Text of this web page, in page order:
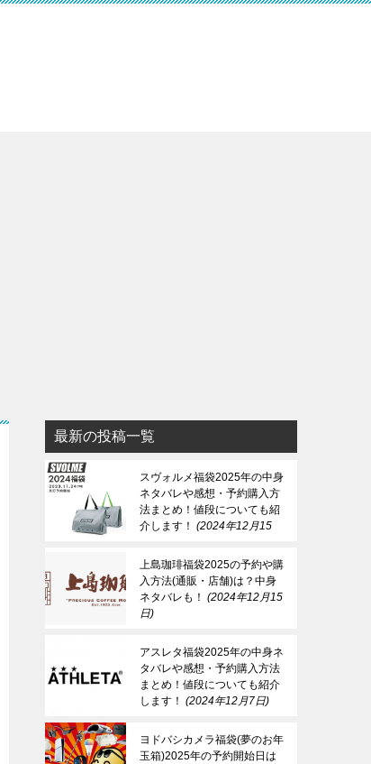
最新の投稿一覧
スヴォルメ福袋2025年の中身
ネタバレや感想・予約購入方
法まとめ！値段についても紹
介します！
2024年12月15
上島珈琲福袋2025の予約や購
入方法(通販・店舗)は？中身
ネタバレも！
2024年12月15
日
アスレタ福袋2025年の中身ネ
タバレや感想・予約購入方法
まとめ！値段についても紹介
します！
2024年12月7日
ヨドバシカメラ福袋(夢のお年
玉箱)2025年の予約開始日は